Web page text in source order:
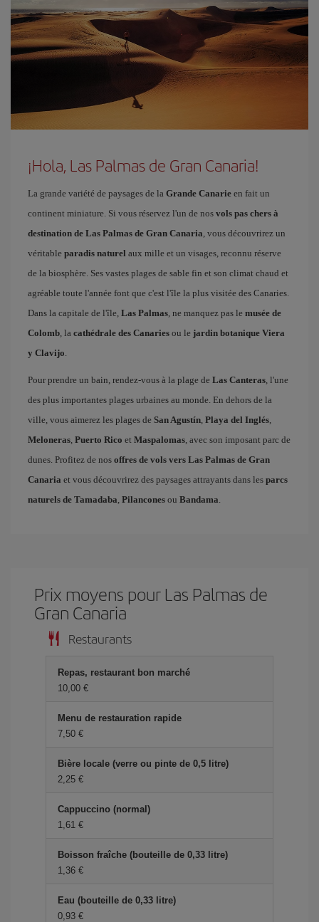
¡Hola, Las Palmas de Gran Canaria!
La grande variété de paysages de la Grande Canarie en fait un
continent miniature. Si vous réservez l'un de nos vols pas chers à
destination de Las Palmas de Gran Canaria, vous découvrirez un
véritable paradis naturel aux mille et un visages, reconnu réserve
de la biosphère. Ses vastes plages de sable fin et son climat chaud et
agréable toute l'année font que c'est l'île la plus visitée des Canaries.
Dans la capitale de l'île, Las Palmas, ne manquez pas le musée de
Colomb, la cathédrale des Canaries ou le jardin botanique Viera
y Clavijo.
Pour prendre un bain, rendez-vous à la plage de Las Canteras, l'une
des plus importantes plages urbaines au monde. En dehors de la
ville, vous aimerez les plages de San Agustín, Playa del Inglés,
Meloneras, Puerto Rico et Maspalomas, avec son imposant parc de
dunes. Profitez de nos offres de vols vers Las Palmas de Gran
Canaria et vous découvrirez des paysages attrayants dans les parcs
naturels de Tamadaba, Pilancones ou Bandama.
Prix ​​moyens pour Las Palmas de
Gran Canaria
Restaurants
Repas, restaurant bon marché
10,00 €
Menu de restauration rapide
7,50 €
Bière locale (verre ou pinte de 0,5 litre)
2,25 €
Cappuccino (normal)
1,61 €
Boisson fraîche (bouteille de 0,33 litre)
1,36 €
Eau (bouteille de 0,33 litre)
0,93 €